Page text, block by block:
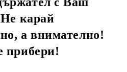
карай
а внимателно!
прибери!